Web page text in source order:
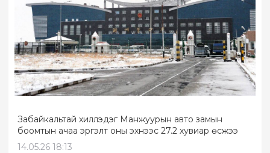
Забайкальтай хиллэдэг Манжуурын авто замын
боомтын ачаа эргэлт оны эхнээс 27.2 хувиар өсжээ
14.05.26 18:13